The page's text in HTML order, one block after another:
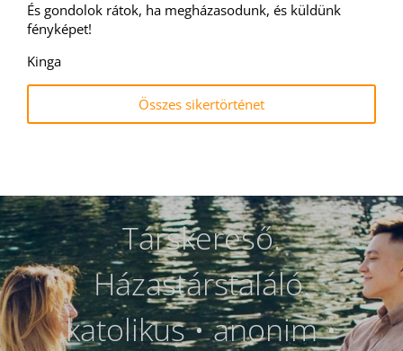
És gondolok rátok, ha megházasodunk, és küldünk
fényképet!
Kinga
Összes sikertörténet
Társkereső.
Házastárstaláló.
katolikus • anonim •